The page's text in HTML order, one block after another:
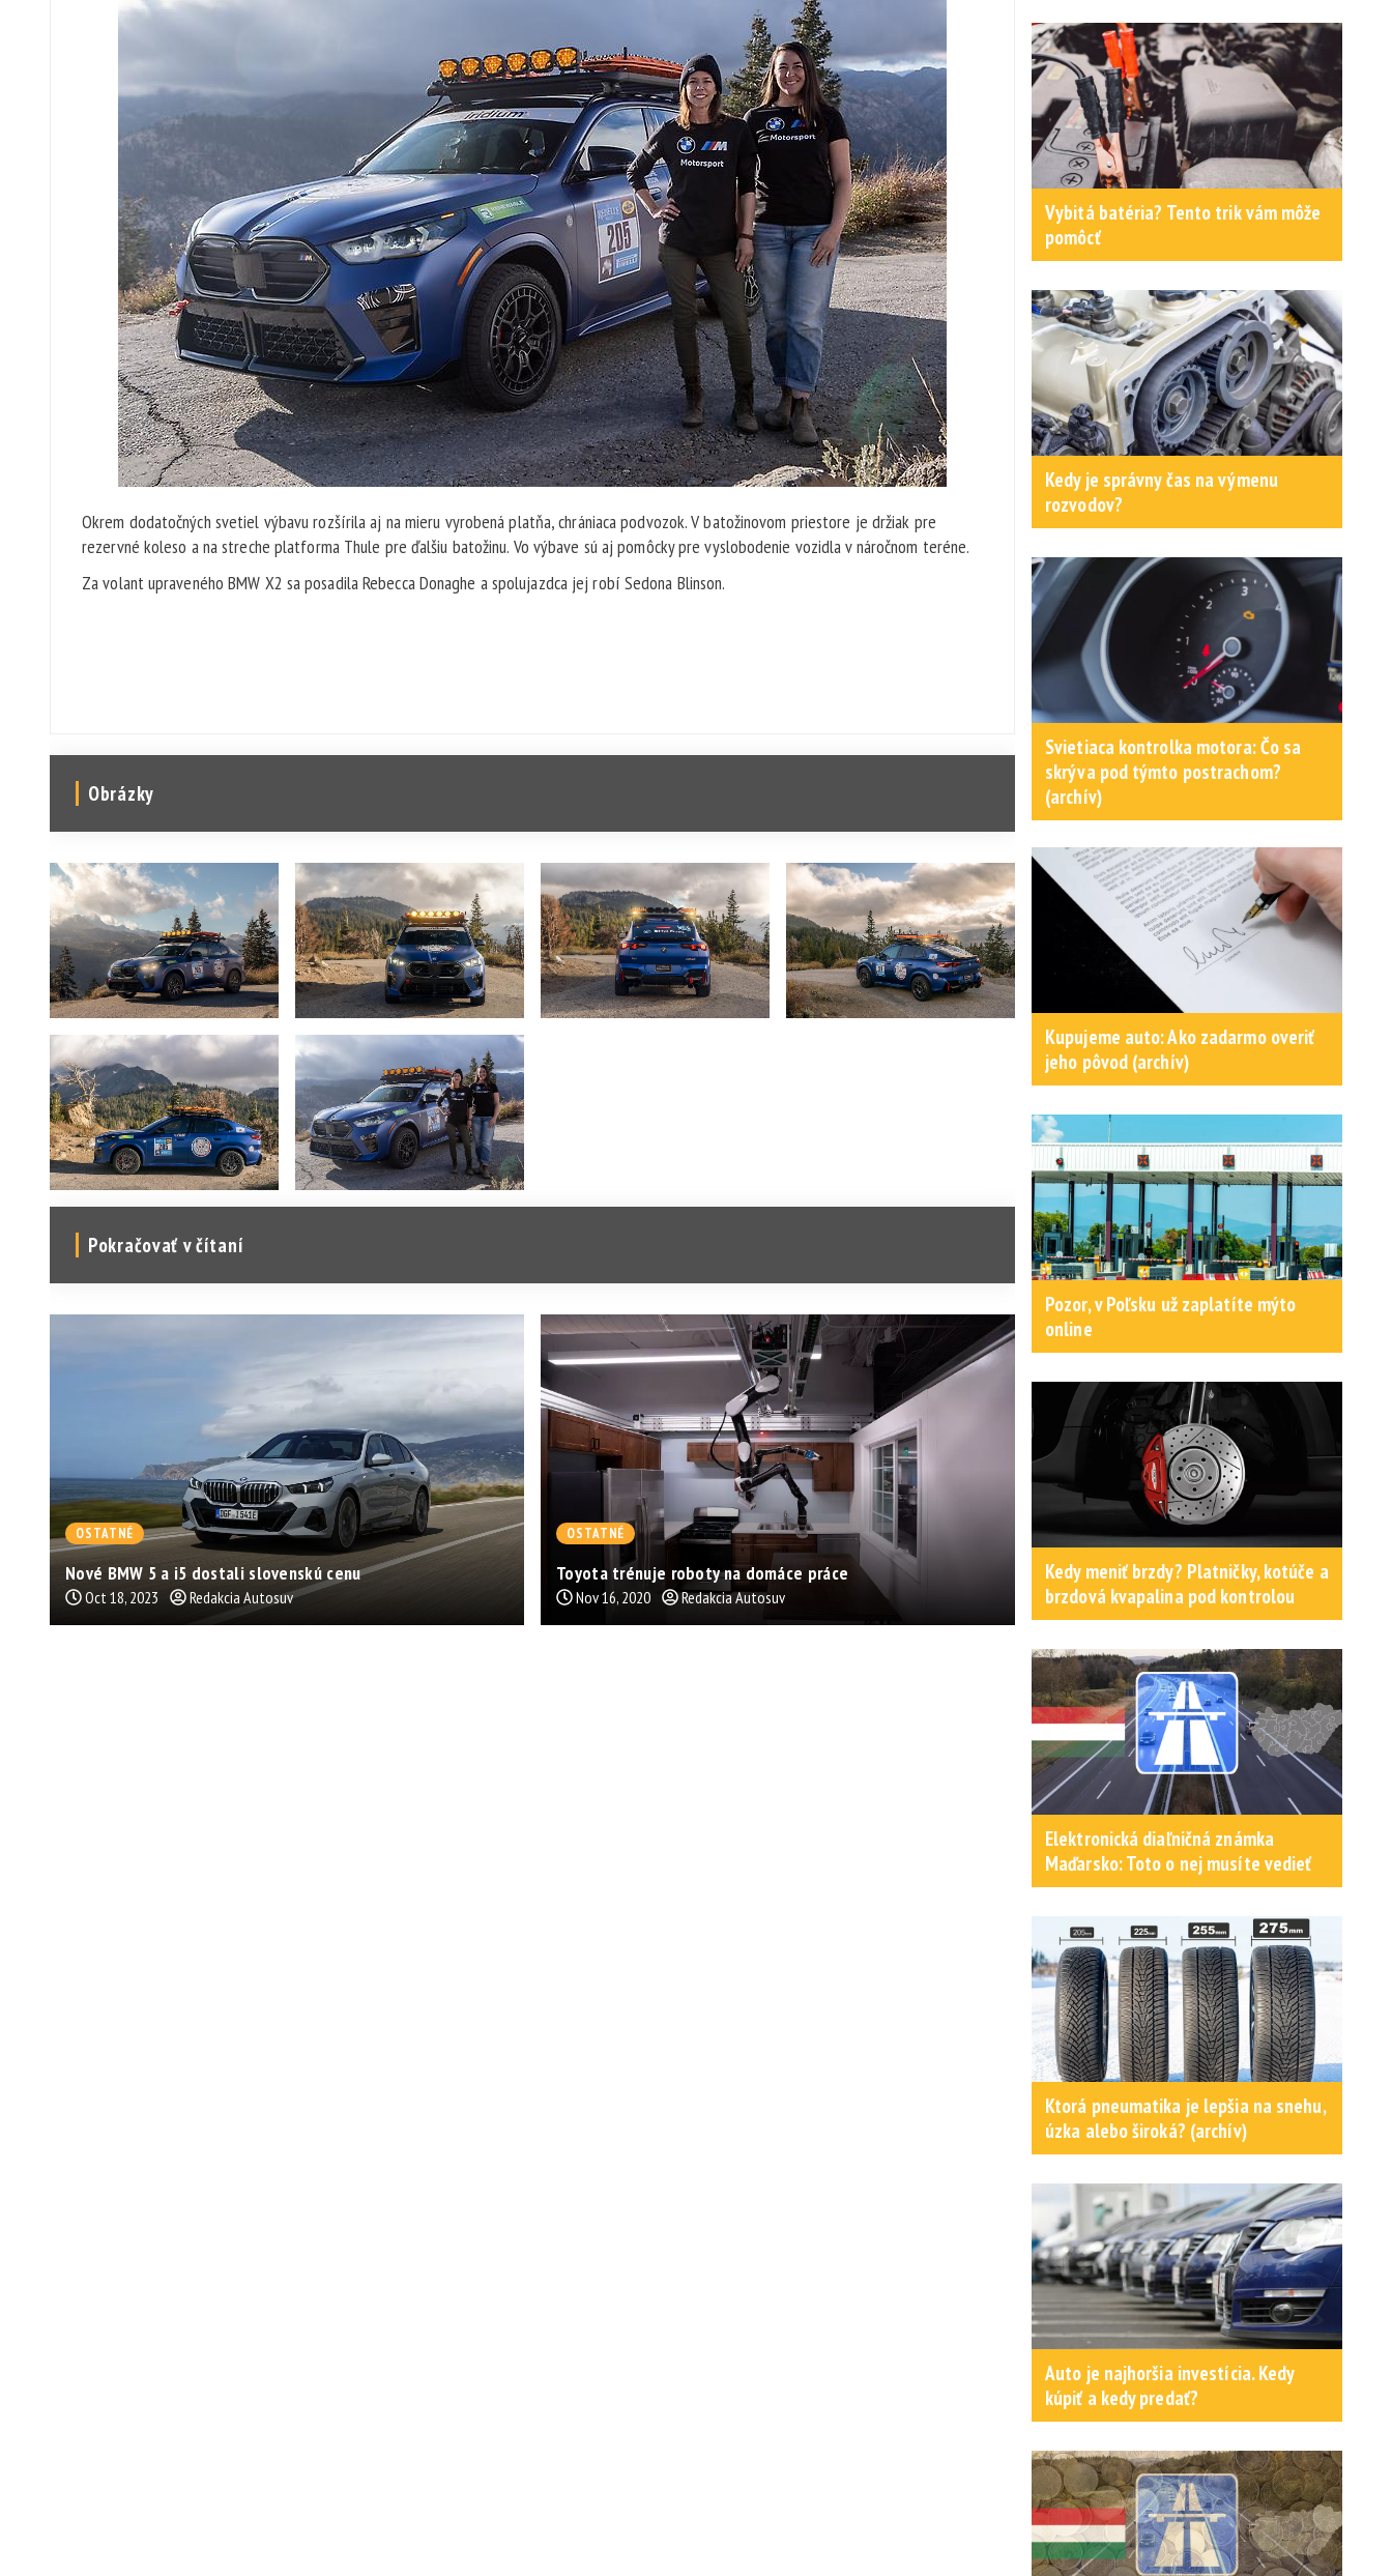
Okrem dodatočných svetiel výbavu rozšírila aj na mieru vyrobená platňa, chrániaca podvozok. V batožinovom priestore je držiak pre
rezervné koleso a na streche platforma Thule pre ďalšiu batožinu. Vo výbave sú aj pomôcky pre vyslobodenie vozidla v náročnom teréne.
Za volant upraveného BMW X2 sa posadila Rebecca Donaghe a spolujazdca jej robí Sedona Blinson.
Obrázky
Pokračovať v čítaní
OSTATNÉ
Nové BMW 5 a i5 dostali slovenskú cenu
Oct 18, 2023 Redakcia Autosuv
OSTATNÉ
Toyota trénuje roboty na domáce práce
Nov 16, 2020 Redakcia Autosuv
Vybitá batéria? Tento trik vám môže
pomôcť
Kedy je správny čas na výmenu
rozvodov?
Svietiaca kontrolka motora: Čo sa
skrýva pod týmto postrachom?
(archív)
Kupujeme auto: Ako zadarmo overiť
jeho pôvod (archív)
Pozor, v Poľsku už zaplatíte mýto
online
Kedy meniť brzdy? Platničky, kotúče a
brzdová kvapalina pod kontrolou
Elektronická diaľničná známka
Maďarsko: Toto o nej musíte vedieť
Ktorá pneumatika je lepšia na snehu,
úzka alebo široká? (archív)
Auto je najhoršia investícia. Kedy
kúpiť a kedy predať?